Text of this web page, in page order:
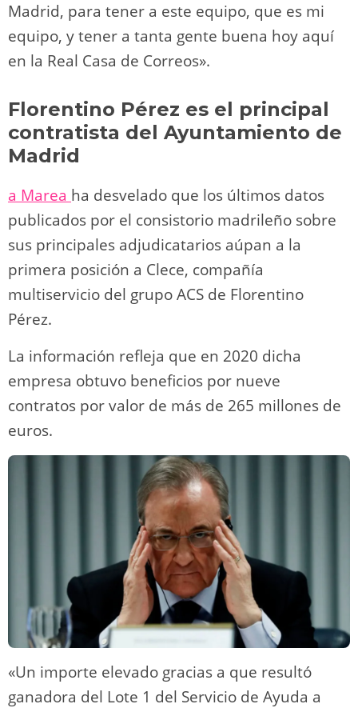
Madrid, para tener a este equipo, que es mi
equipo, y tener a tanta gente buena hoy aquí
en la Real Casa de Correos».
Florentino Pérez es el principal
contratista del Ayuntamiento de
Madrid
a Marea ha desvelado que los últimos datos
publicados por el consistorio madrileño sobre
sus principales adjudicatarios aúpan a la
primera posición a Clece, compañía
multiservicio del grupo ACS de Florentino
Pérez.
La información refleja que en 2020 dicha
empresa obtuvo beneficios por nueve
contratos por valor de más de 265 millones de
euros.
«Un importe elevado gracias a que resultó
ganadora del Lote 1 del Servicio de Ayuda a